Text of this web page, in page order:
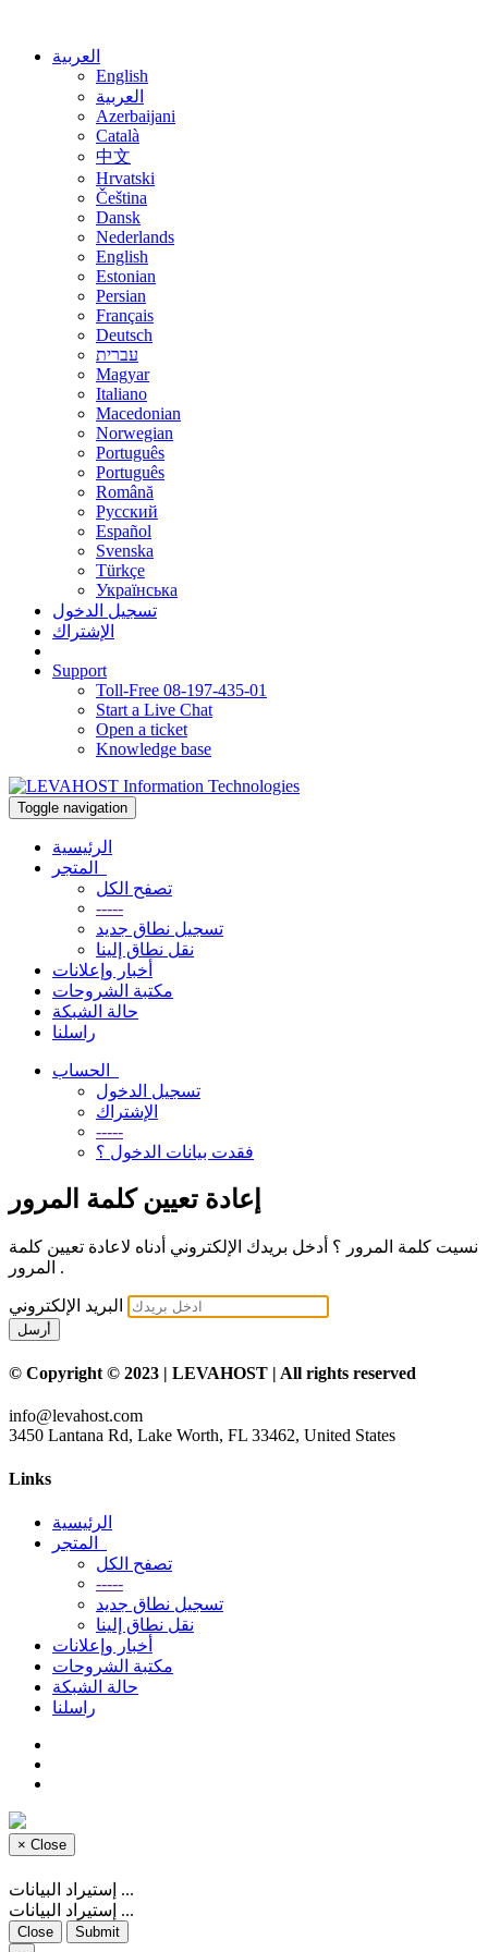
العربية
English
العربية
Azerbaijani
Català
中文
Hrvatski
Čeština
Dansk
Nederlands
English
Estonian
Persian
Français
Deutsch
עברית
Magyar
Italiano
Macedonian
Norwegian
Português
Português
Română
Русский
Español
Svenska
Türkçe
Українська
تسجيل الدخول
الإشتراك
Support
Toll-Free 08-197-435-01
Start a Live Chat
Open a ticket
Knowledge base
Toggle navigation
الرئيسية
تصفح الكل
-----
تسجيل نطاق جديد
نقل نطاق إلينا
أخبار وإعلانات
مكتبة الشروحات
حالة الشبكة
راسلنا
تسجيل الدخول
الإشتراك
-----
فقدت بيانات الدخول ؟
إعادة تعيين كلمة المرور
نسيت كلمة المرور ؟ أدخل بريدك الإلكتروني أدناه لاعادة تعيين كلمة
المرور .
البريد الإلكتروني
أرسل
© Copyright © 2023 | LEVAHOST | All rights reserved
info@levahost.com
3450 Lantana Rd, Lake Worth, FL 33462, United States
Links
الرئيسية
تصفح الكل
-----
تسجيل نطاق جديد
نقل نطاق إلينا
أخبار وإعلانات
مكتبة الشروحات
حالة الشبكة
راسلنا
× Close
إستيراد البيانات ...
إستيراد البيانات ...
Close
Submit